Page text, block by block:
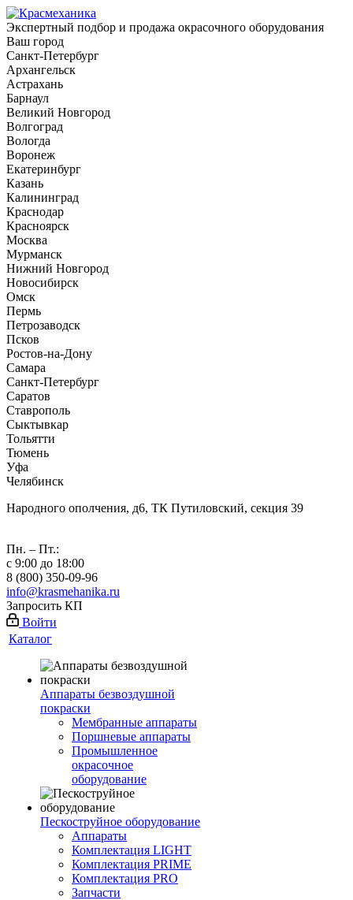
Экспертный подбор и продажа окрасочного оборудования
Ваш город
Санкт-Петербург
Архангельск
Астрахань
Барнаул
Великий Новгород
Волгоград
Вологда
Воронеж
Екатеринбург
Казань
Калининград
Краснодар
Красноярск
Москва
Мурманск
Нижний Новгород
Новосибирск
Омск
Пермь
Петрозаводск
Псков
Ростов-на-Дону
Самара
Санкт-Петербург
Саратов
Ставрополь
Сыктывкар
Тольятти
Тюмень
Уфа
Челябинск
Народного ополчения, д6, ТК Путиловский, секция 39
Пн. – Пт.:
с 9:00 до 18:00
8 (800) 350-09-96
info@krasmehanika.ru
Запросить КП
Войти
Каталог
Аппараты безвоздушной
покраски
Мембранные аппараты
Поршневые аппараты
Промышленное
окрасочное
оборудование
Пескоструйное оборудование
Аппараты
Комплектация LIGHT
Комплектация PRIME
Комплектация PRO
Запчасти